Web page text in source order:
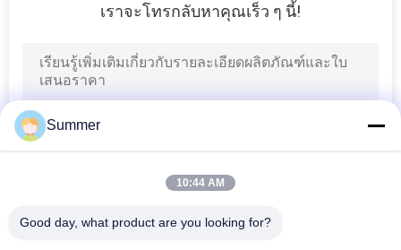
เราจะโทรกลับหาคุณเร็ว ๆ นี้!
Summer
10:44 AM
Good day, what product are you looking for?